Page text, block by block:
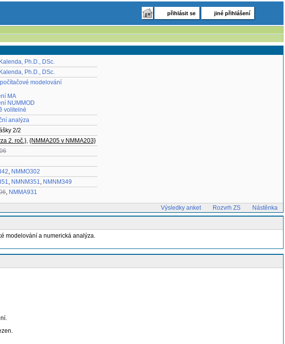
přihlásit se jiné přihlášení
Ph.D., DSc.
Ph.D., DSc.
modelování
MA
NUMMOD
volitelné
analýza
2/2
2. roč.}, {NMMA205 v NMMA203}
, NMMO302
, NMNM351, NMNM349
, NMMA931
Výsledky anket Rozvrh ZS Nástěnka
modelování a numerická analýza.